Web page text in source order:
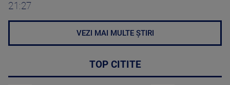
21:27
VEZI MAI MULTE ȘTIRI
TOP CITITE